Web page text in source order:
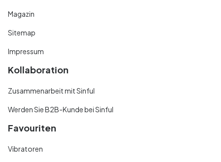
Magazin
Sitemap
Impressum
Kollaboration
Zusammenarbeit mit Sinful
Werden Sie B2B-Kunde bei Sinful
Favouriten
Vibratoren